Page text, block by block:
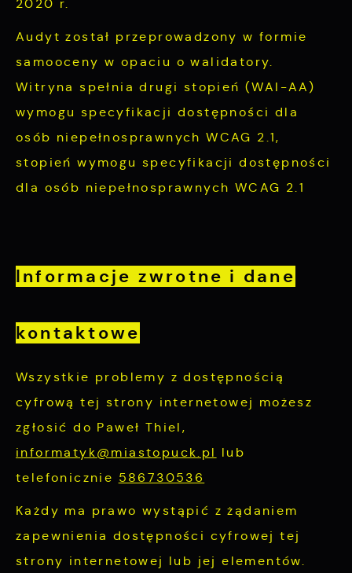
2020 r.
Audyt został przeprowadzony w formie
samooceny w opaciu o walidatory.
Witryna spełnia drugi stopień (WAI-AA)
wymogu specyfikacji dostępności dla
osób niepełnosprawnych WCAG 2.1,
stopień wymogu specyfikacji dostępności
dla osób niepełnosprawnych WCAG 2.1
Informacje zwrotne i dane
kontaktowe
Wszystkie problemy z dostępnością
cyfrową tej strony internetowej możesz
zgłosić do Paweł Thiel ,
informatyk@miastopuck.pl lub
telefonicznie 586730536
Każdy ma prawo wystąpić z żądaniem
zapewnienia dostępności cyfrowej tej
strony internetowej lub jej elementów.